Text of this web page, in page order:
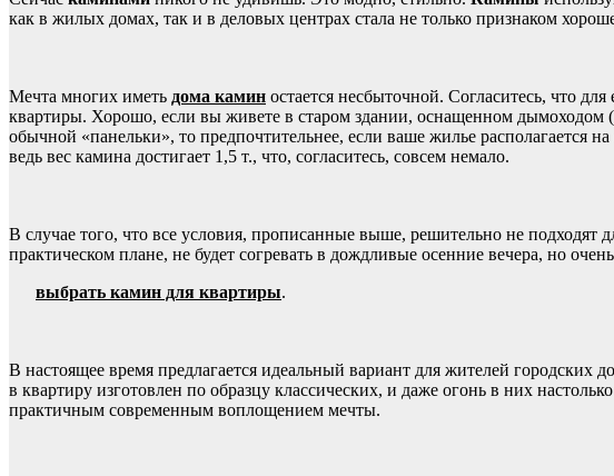
как в жилых домах, так и в деловых центрах стала не только признаком
Мечта многих иметь дома камин остается несбыточной. Согласитесь, что
квартиры. Хорошо, если вы живете в старом здании, оснащенном
обычной «панельки», то предпочтительнее, если ваше жилье располагается
ведь вес камина достигает 1,5 т., что, согласитесь, совсем немало.
В случае того, что все условия, прописанные выше, решительно не подходят
практическом плане, не будет согревать в дождливые осенние вечера, но
выбрать камин для квартиры.
В настоящее время предлагается идеальный вариант для жителей городских
в квартиру изготовлен по образцу классических, и даже огонь в них
практичным современным воплощением мечты.